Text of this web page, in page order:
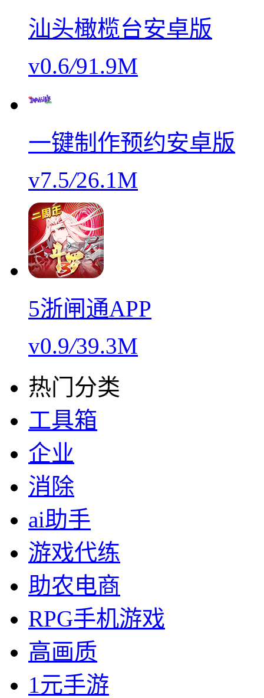
汕头橄榄台安卓版
v0.6/91.9M
一键制作预约安卓版
v7.5/26.1M
5浙闸通APP
v0.9/39.3M
热门分类
工具箱
企业
消除
ai助手
游戏代练
助农电商
RPG手机游戏
高画质
1元手游